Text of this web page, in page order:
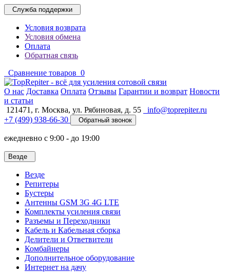
Служба поддержки
Условия возврата
Условия обмена
Оплата
Обратная связь
Сравнение товаров 0
O нас Доставка Оплата Отзывы Гарантии и возврат Новости
и статьи
121471, г. Москва, ул. Рябиновая, д. 55
info@toprepiter.ru
+7 (499) 938-66-30
Обратный звонок
ежедневно с 9:00 - до 19:00
Везде
Везде
Репитеры
Бустеры
Антенны GSM 3G 4G LTE
Комплекты усиления связи
Разъемы и Переходники
Кабель и Кабельная сборка
Делители и Ответвители
Комбайнеры
Дополнительное оборудование
Интернет на дачу